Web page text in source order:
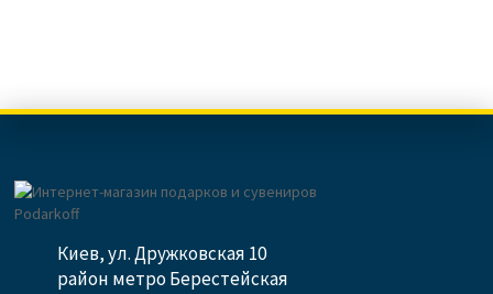
Киев, ул. Дружковская 10
район метро Берестейская